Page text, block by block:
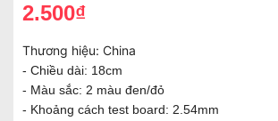
2.500₫
Thương hiệu: China
- Chiều dài: 18cm
- Màu sắc: 2 màu đen/đỏ
- Khoảng cách test board: 2.54mm